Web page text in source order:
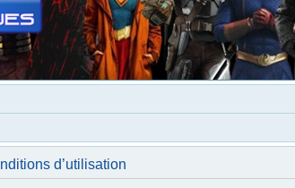
d’utilisation